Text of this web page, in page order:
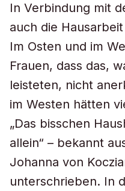
In Verbindung mit
auch die
Im Osten und im
Frauen, dass das,
leisteten, nicht
im Westen hätten
„Das bisschen
allein“ – bekannt
Johanna von
unterschrieben. In